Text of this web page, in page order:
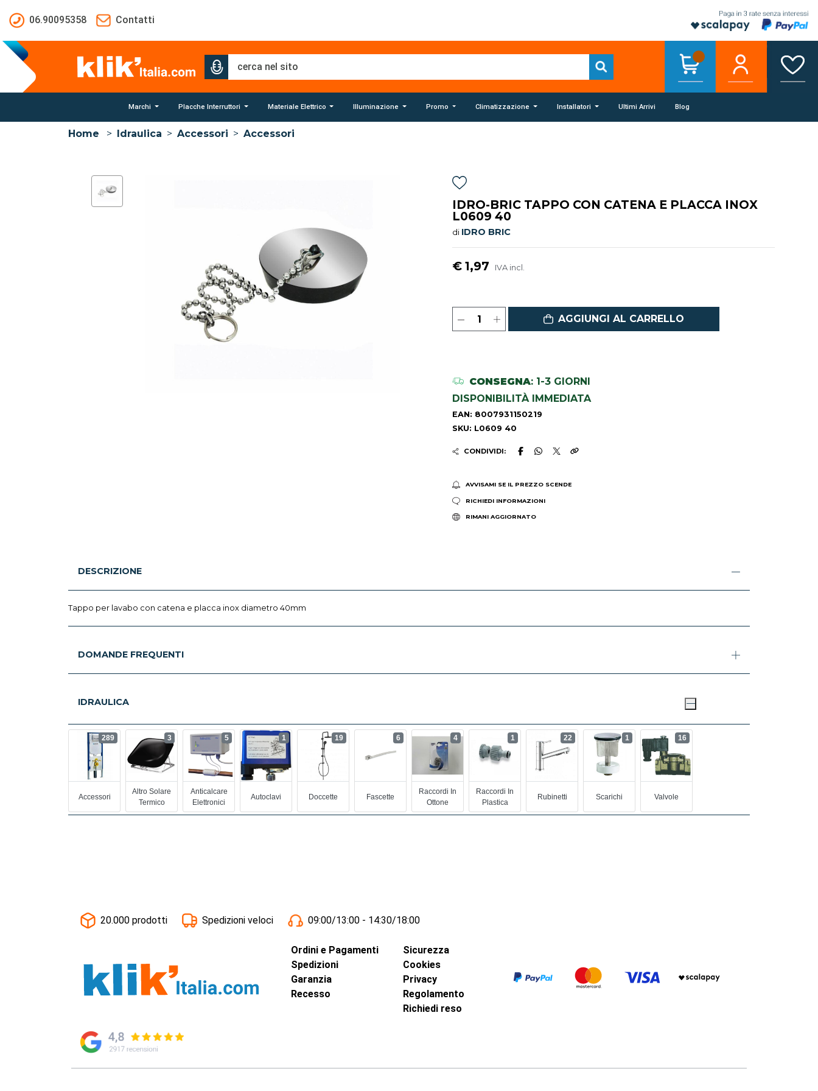
06.90095358
Contatti
Marchi Placche Interruttori Materiale Elettrico Illuminazione Promo Climatizzazione Installatori Ultimi Arrivi Blog
Home > Idraulica > Accessori > Accessori
IDRO-BRIC TAPPO CON CATENA E PLACCA INOX
L0609 40
di IDRO BRIC
€ 1,97 IVA incl.
AGGIUNGI AL CARRELLO
CONSEGNA: 1-3 GIORNI
DISPONIBILITÀ IMMEDIATA
EAN: 8007931150219
SKU: L0609 40
CONDIVIDI:
AVVISAMI SE IL PREZZO SCENDE
RICHIEDI INFORMAZIONI
RIMANI AGGIORNATO
DESCRIZIONE
Tappo per lavabo con catena e placca inox diametro 40mm
DOMANDE FREQUENTI
IDRAULICA
Accessori
289
Altro Solare
Termico
3
Anticalcare
Elettronici
5
Autoclavi
1
Doccette
19
Fascette
6
Raccordi In
Ottone
4
Raccordi In
Plastica
1
Rubinetti
22
Scarichi
1
Valvole
16
20.000 prodotti Spedizioni veloci 09:00/13:00 - 14:30/18:00
Ordini e Pagamenti
Spedizioni
Garanzia
Recesso
Sicurezza
Cookies
Privacy
Regolamento
Richiedi reso